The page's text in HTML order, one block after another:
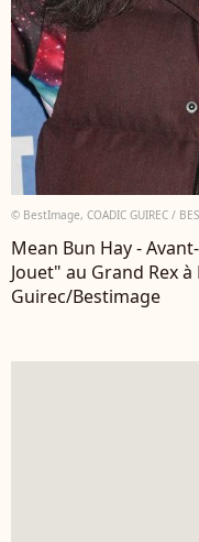
© BestImage, COADIC GUIREC /
Mean Bun Hay -
Jouet" au Grand Rex
Guirec/Bestimage